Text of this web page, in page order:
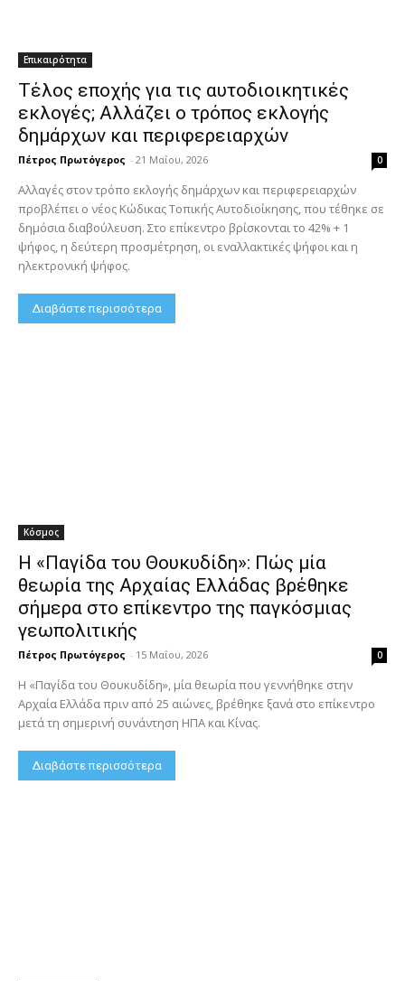
Επικαιρότητα
Τέλος εποχής για τις αυτοδιοικητικές
εκλογές; Αλλάζει ο τρόπος εκλογής
δημάρχων και περιφερειαρχών
Πέτρος Πρωτόγερος - 21 Μαΐου, 2026 0
Αλλαγές στον τρόπο εκλογής δημάρχων και περιφερειαρχών
προβλέπει ο νέος Κώδικας Τοπικής Αυτοδιοίκησης, που τέθηκε σε
δημόσια διαβούλευση. Στο επίκεντρο βρίσκονται το 42% + 1
ψήφος, η δεύτερη προσμέτρηση, οι εναλλακτικές ψήφοι και η
ηλεκτρονική ψήφος.
Διαβάστε περισσότερα
Κόσμος
Η «Παγίδα του Θουκυδίδη»: Πώς μία
θεωρία της Αρχαίας Ελλάδας βρέθηκε
σήμερα στο επίκεντρο της παγκόσμιας
γεωπολιτικής
Πέτρος Πρωτόγερος - 15 Μαΐου, 2026 0
Η «Παγίδα του Θουκυδίδη», μία θεωρία που γεννήθηκε στην
Αρχαία Ελλάδα πριν από 25 αιώνες, βρέθηκε ξανά στο επίκεντρο
μετά τη σημερινή συνάντηση ΗΠΑ και Κίνας.
Διαβάστε περισσότερα